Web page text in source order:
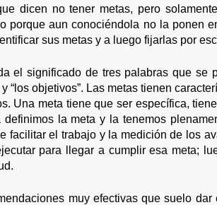
dicen no tener metas, pero
porque aun conociéndola no la ponen
sus metas y a luego fijarlas por
el significado de tres palabras que se
y “los objetivos”. Las metas tienen
Una meta tiene que ser específica,
definimos la meta y la tenemos
facilitar el trabajo y la medición de los
para llegar a cumplir esa meta;
muy efectivas que suelo